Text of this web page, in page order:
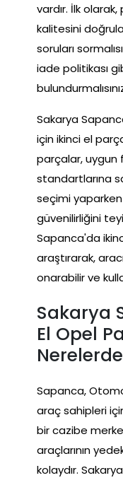
vardır. İlk
kalitesini
soruları
iade politikası
Sakarya
için ikinci el
parçalar, uygun
standartlarına
seçimi yaparken
güvenilirliğini
Sapanca'da
araştırarak,
onarabilir ve
Sakarya
El Opel
Sapanca,
araç sahipleri
bir cazibe
araçlarının
kolaydır.